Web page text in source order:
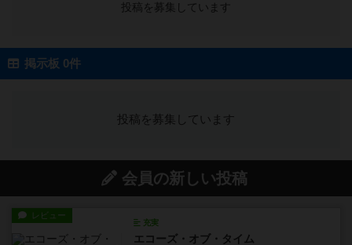
投稿を募集しています
掲示板 0件
投稿を募集しています
会員の新しい投稿
レビュー
充実
エコーズ・オブ・タイム